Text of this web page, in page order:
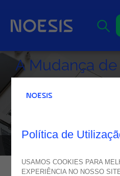
A Mudança
IT
Vivemos tempos de grande
Política de
USAMOS COOKIES PARA
EXPERIÊNCIA NO NOSSO